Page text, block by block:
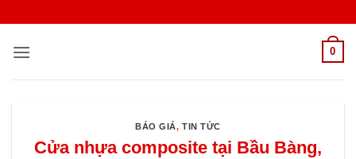
nội
0
BÁO GIÁ,TIN TỨC
Cửa nhựa composite tại Bầu Bàng,